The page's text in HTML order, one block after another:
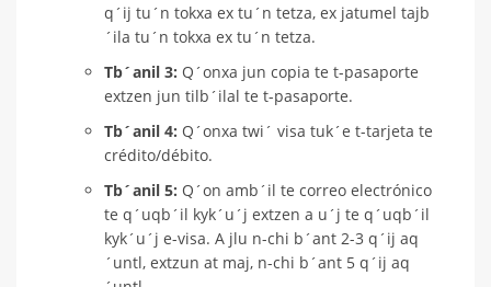
q´ij tu´n tokxa ex tu´n tetza, ex jatumel tajb
´ila tu´n tokxa ex tu´n tetza.
Tb´anil 3: Q´onxa jun copia te t-pasaporte
extzen jun tilb´ilal te t-pasaporte.
Tb´anil 4: Q´onxa twi´ visa tuk´e t-tarjeta te
crédito/débito.
Tb´anil 5: Q´on amb´il te correo electrónico
te q´uqb´il kyk´u´j extzen a u´j te q´uqb´il
kyk´u´j e-visa. A jlu n-chi b´ant 2-3 q´ij aq
´untl, extzun at maj, n-chi b´ant 5 q´ij aq